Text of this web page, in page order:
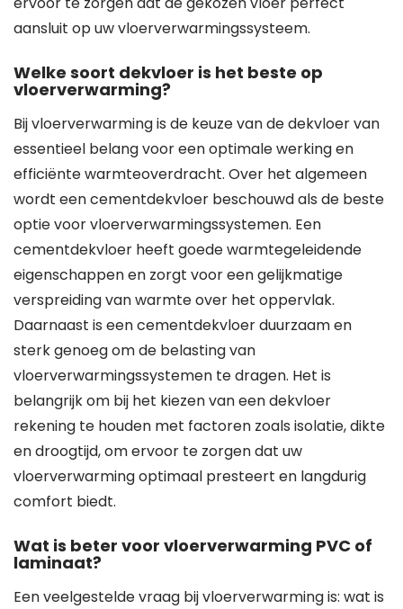
aansluit op uw vloerverwarmingssysteem.
Welke soort dekvloer is het beste op
vloerverwarming?
Bij vloerverwarming is de keuze van de dekvloer van
essentieel belang voor een optimale werking en
efficiënte warmteoverdracht. Over het algemeen
wordt een cementdekvloer beschouwd als de beste
optie voor vloerverwarmingssystemen. Een
cementdekvloer heeft goede warmtegeleidende
eigenschappen en zorgt voor een gelijkmatige
verspreiding van warmte over het oppervlak.
Daarnaast is een cementdekvloer duurzaam en
sterk genoeg om de belasting van
vloerverwarmingssystemen te dragen. Het is
belangrijk om bij het kiezen van een dekvloer
rekening te houden met factoren zoals isolatie, dikte
en droogtijd, om ervoor te zorgen dat uw
vloerverwarming optimaal presteert en langdurig
comfort biedt.
Wat is beter voor vloerverwarming PVC of
laminaat?
Een veelgestelde vraag bij vloerverwarming is: wat is